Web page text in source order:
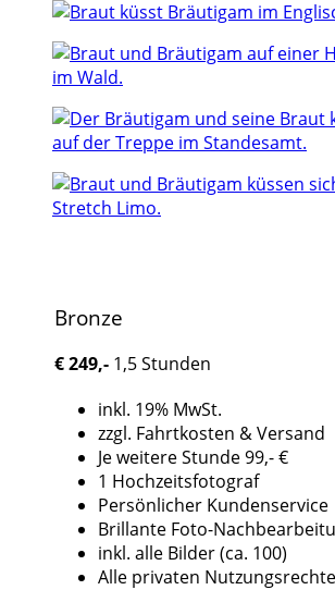
Bronze
€249,- 1,5 Stunden
inkl. 19% MwSt.
zzgl. Fahrtkosten & Versand
Je weitere Stunde 99,- €
1 Hochzeitsfotograf
Persönlicher Kundenservice
Brillante Foto-
inkl. alle Bilder (ca. 100)
Alle privaten Nutzungsrechte